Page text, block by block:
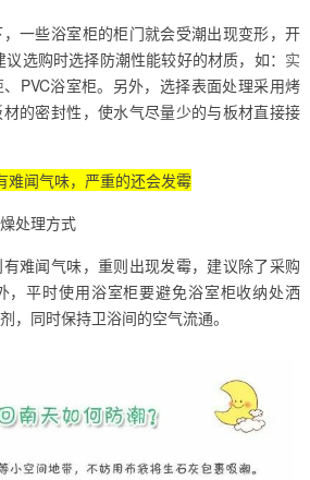
些浴室柜的柜门就会受潮出现变形，开
选购时选择防潮性能较好的材质，如： 实
、PVC浴室柜。另外，选择表面处理采用烤
的密封性，使水气尽量少的与板材直接接
闻气味，严重的还会发霉
处理方式
闻气味，重则出现发霉，建议除了采购
，平时使用浴室柜要避免浴室柜收纳处洒
，同时保持卫浴间的空气流通。